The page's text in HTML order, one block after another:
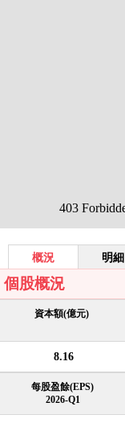
概況 明細
個股概況
資本額(億元)
8.16
每股盈餘(EPS)
2026-Q1